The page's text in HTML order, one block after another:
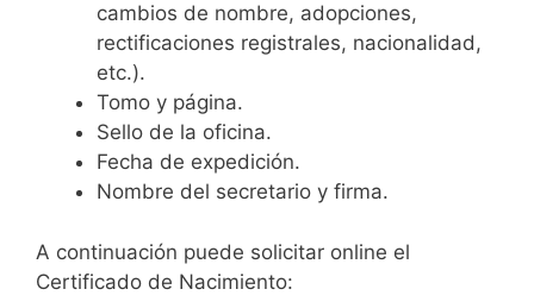
cambios de nombre, adopciones,
rectificaciones registrales, nacionalidad,
etc.).
Tomo y página.
Sello de la oficina.
Fecha de expedición.
Nombre del secretario y firma.
A continuación puede solicitar online el
Certificado de Nacimiento: